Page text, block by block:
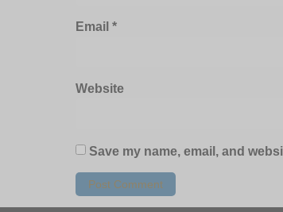
Email *
Website
Save my name, email, and